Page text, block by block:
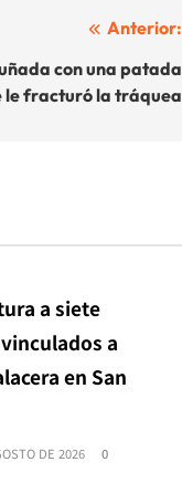
Anterior:
con una patada
le fracturó la tráquea
a siete
a
en San
DE 2026 0